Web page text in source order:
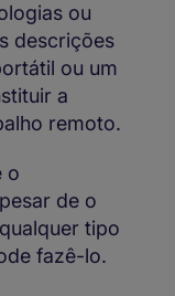
ou
descrições
ou um
a
remoto.
o
de o
tipo
fazê-lo.